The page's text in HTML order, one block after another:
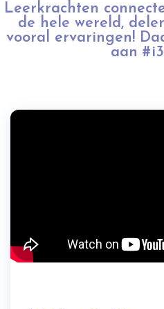
Leerkrachten
de hele wereld,
vooral ervaringen!
aan